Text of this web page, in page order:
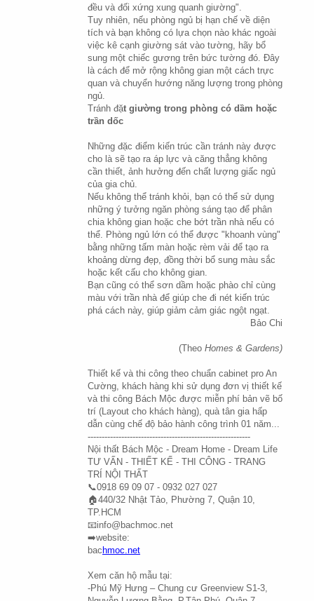
đều và đối xứng xung quanh giường".
Tuy nhiên, nếu phòng ngủ bị hạn chế về diện
tích và bạn không có lựa chọn nào khác ngoài
việc kê cạnh giường sát vào tường, hãy bổ
sung một chiếc gương trên bức tường đó. Đây
là cách để mở rộng không gian một cách trực
quan và chuyển hướng năng lượng trong phòng
ngủ.
Tránh đặt giường trong phòng có dầm hoặc
trần dốc
Những đặc điểm kiến trúc cần tránh này được
cho là sẽ tạo ra áp lực và căng thẳng không
cần thiết, ảnh hưởng đến chất lượng giấc ngủ
của gia chủ.
Nếu không thể tránh khỏi, bạn có thể sử dụng
những ý tưởng ngăn phòng sáng tạo để phân
chia không gian hoặc che bớt trần nhà nếu có
thể. Phòng ngủ lớn có thể được "khoanh vùng"
bằng những tấm màn hoặc rèm vải để tạo ra
khoảng dừng đẹp, đồng thời bổ sung màu sắc
hoặc kết cấu cho không gian.
Bạn cũng có thể sơn dầm hoặc phào chỉ cùng
màu với trần nhà để giúp che đi nét kiến trúc
phá cách này, giúp giảm cảm giác ngột ngạt.
Bảo Chi
(Theo Homes & Gardens)
Thiết kế và thi công theo chuẩn cabinet pro An
Cường, khách hàng khi sử dụng đơn vị thiết kế
và thi công Bách Mộc được miễn phí bản vẽ bố
trí (Layout cho khách hàng), quà tân gia hấp
dẫn cùng chế độ bảo hành công trình 01 năm...
----------------------------------------------------------
Nội thất Bách Mộc - Dream Home - Dream Life
TƯ VẤN - THIẾT KẾ - THI CÔNG - TRANG
TRÍ NỘI THẤT
📞0918 69 09 07 - 0932 027 027
🏠440/32 Nhật Tảo, Phường 7, Quận 10,
TP.HCM
📧info@bachmoc.net
➡️website:
bachmoc.net
Xem căn hộ mẫu tại:
-Phú Mỹ Hưng – Chung cư Greenview S1-3,